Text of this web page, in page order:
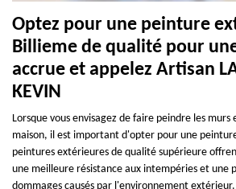
Optez pour une peinture
Billieme de qualité pour
accrue et appelez Artisan
KEVIN
Lorsque vous envisagez de faire peindre les
maison, il est important d'opter pour une
peintures extérieures de qualité supérieure
une meilleure résistance aux intempéries et une
dommages causés par l'environnement